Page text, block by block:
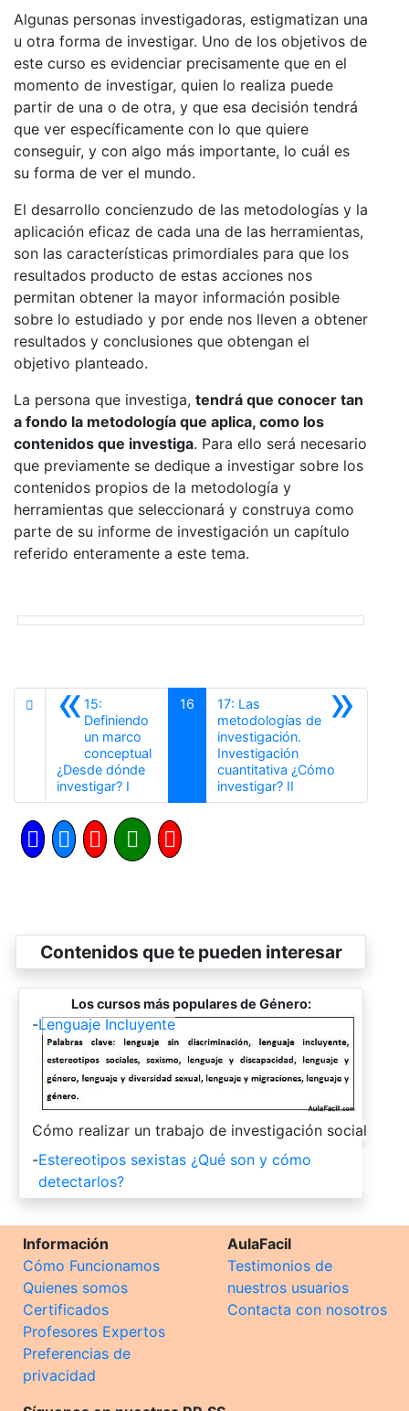
Algunas personas investigadoras, estigmatizan una
u otra forma de investigar. Uno de los objetivos de
este curso es evidenciar precisamente que en el
momento de investigar, quien lo realiza puede
partir de una o de otra, y que esa decisión tendrá
que ver específicamente con lo que quiere
conseguir, y con algo más importante, lo cuál es
su forma de ver el mundo.
El desarrollo concienzudo de las metodologías y la
aplicación eficaz de cada una de las herramientas,
son las características primordiales para que los
resultados producto de estas acciones nos
permitan obtener la mayor información posible
sobre lo estudiado y por ende nos lleven a obtener
resultados y conclusiones que obtengan el
objetivo planteado.
La persona que investiga, tendrá que conocer tan
a fondo la metodología que aplica, como los
contenidos que investiga. Para ello será necesario
que previamente se dedique a investigar sobre los
contenidos propios de la metodología y
herramientas que seleccionará y construya como
parte de su informe de investigación un capítulo
referido enteramente a este tema.
«15:
Definiendo
un marco
conceptual
¿Desde dónde
investigar? I
16 »
17: Las
metodologías de
investigación.
Investigación
cuantitativa ¿Cómo
investigar? IISiguiente
Contenidos que te pueden interesar
Los cursos más populares de Género:
-Lenguaje Incluyente
-
Cómo realizar un trabajo de investigación social
-Estereotipos sexistas ¿Qué son y cómo
detectarlos?
Información
Cómo Funcionamos
Quienes somos
Certificados
Profesores Expertos
Preferencias de
privacidad
AulaFacil
Testimonios de
nuestros usuarios
Contacta con nosotros